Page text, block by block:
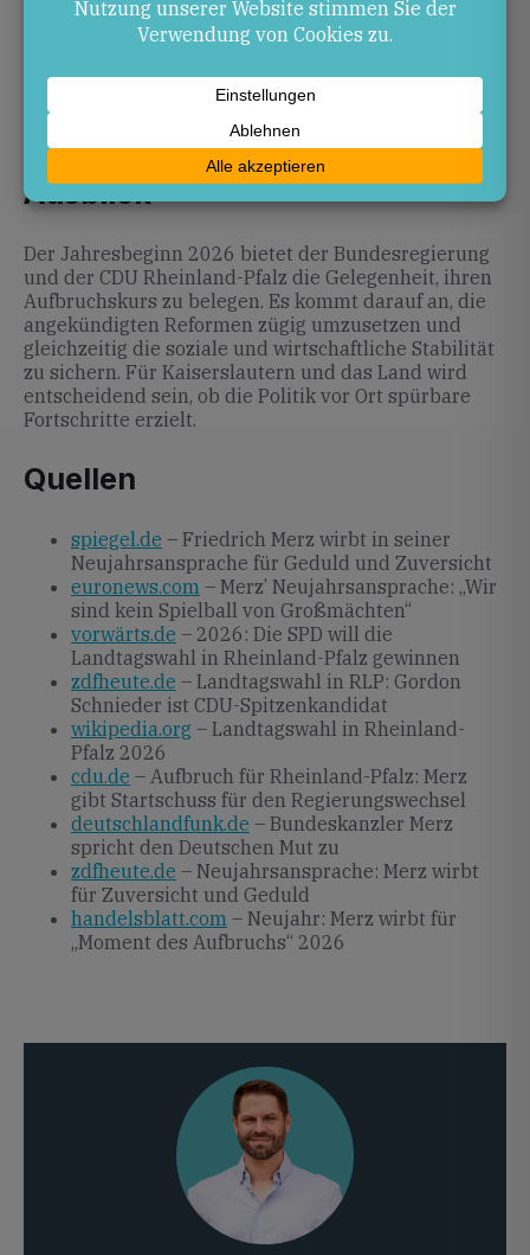
Truppe punkten.
Risiken: Reformüberforderung oder enttäuschte
Unzufriedenheit führen. Ein zu starker Fokus
auf Sicherheitsthemen könnte innenpolitische
Spannungen verschärfen.
Ausblick
Der Jahresbeginn 2026 bietet der Bundesregierung
und der CDU Rheinland-Pfalz die Gelegenheit, ihren
Aufbruchskurs zu belegen. Es kommt darauf an, die
angekündigten Reformen zügig umzusetzen und
gleichzeitig die soziale und wirtschaftliche Stabilität
zu sichern. Für Kaiserslautern und das Land wird
entscheidend sein, ob die Politik vor Ort spürbare
Fortschritte erzielt.
Quellen
spiegel.de – Friedrich Merz wirbt in seiner
Neujahrsansprache für Geduld und Zuversicht
euronews.com – Merz’ Neujahrsansprache: „Wir
sind kein Spielball von Großmächten“
vorwärts.de – 2026: Die SPD will die
Landtagswahl in Rheinland-Pfalz gewinnen
zdfheute.de – Landtagswahl in RLP: Gordon
Schnieder ist CDU-Spitzenkandidat
wikipedia.org – Landtagswahl in Rheinland-
Pfalz 2026
cdu.de – Aufbruch für Rheinland-Pfalz: Merz
gibt Startschuss für den Regierungswechsel
deutschlandfunk.de – Bundeskanzler Merz
spricht den Deutschen Mut zu
zdfheute.de – Neujahrsansprache: Merz wirbt
für Zuversicht und Geduld
handelsblatt.com – Neujahr: Merz wirbt für
„Moment des Aufbruchs“ 2026